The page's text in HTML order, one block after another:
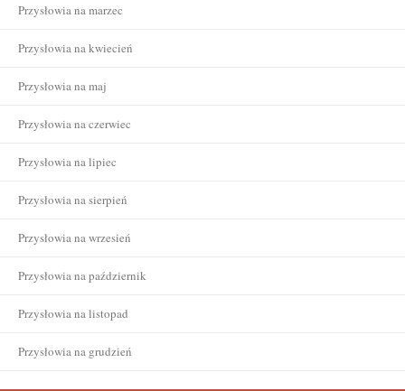
Przysłowia na marzec
Przysłowia na kwiecień
Przysłowia na maj
Przysłowia na czerwiec
Przysłowia na lipiec
Przysłowia na sierpień
Przysłowia na wrzesień
Przysłowia na październik
Przysłowia na listopad
Przysłowia na grudzień